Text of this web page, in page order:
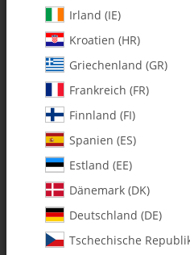
0855-15 One
- Pack of 1
Artikelnummer:
Kategorie:Alle Artikel
Irland (IE)
Kroatien (HR)
Griechenland (GR)
Frankreich (FR)
Finnland (FI)
Spanien (ES)
Estland (EE)
Dänemark (DK)
Deutschland (DE)
Tschechische